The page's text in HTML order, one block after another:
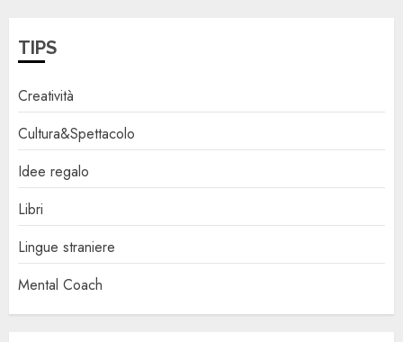
TIPS
Creatività
Cultura&Spettacolo
Idee regalo
Libri
Lingue straniere
Mental Coach